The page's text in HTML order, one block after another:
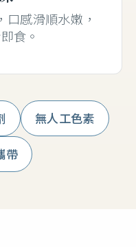
感滑順水嫩，
食。
無人工色素
帶